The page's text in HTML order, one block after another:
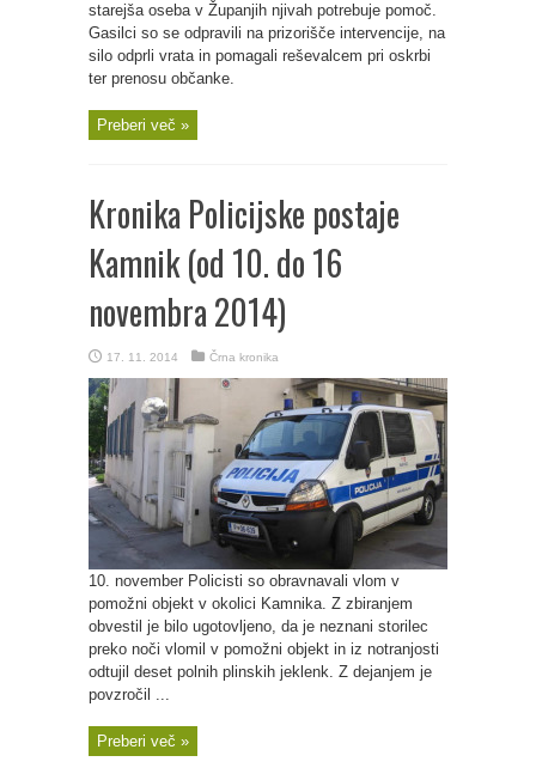
starejša oseba v Županjih njivah potrebuje pomoč.
Gasilci so se odpravili na prizorišče intervencije, na
silo odprli vrata in pomagali reševalcem pri oskrbi
ter prenosu občanke.
Preberi več »
Kronika Policijske postaje
Kamnik (od 10. do 16
novembra 2014)
17. 11. 2014 Črna kronika
10. november Policisti so obravnavali vlom v
pomožni objekt v okolici Kamnika. Z zbiranjem
obvestil je bilo ugotovljeno, da je neznani storilec
preko noči vlomil v pomožni objekt in iz notranjosti
odtujil deset polnih plinskih jeklenk. Z dejanjem je
povzročil ...
Preberi več »